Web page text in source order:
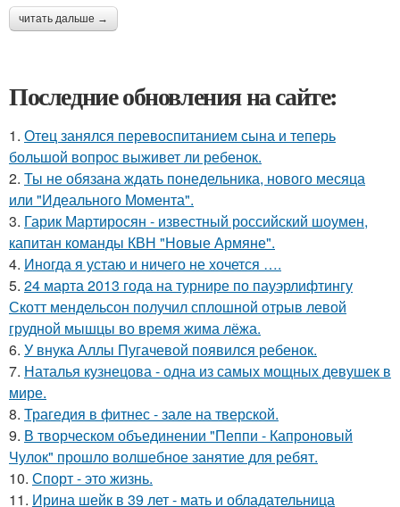
читать дальше →
Последние обновления на сайте:
1. Отец занялся перевоспитанием сына и теперь
большой вопрос выживет ли ребенок.
2. Ты не обязана ждать понедельника, нового месяца
или "Идеального Момента".
3. Гарик Мартиросян - известный российский шоумен,
капитан команды КВН "Новые Армяне".
4. Иногда я устаю и ничего не хочется ….
5. 24 марта 2013 года на турнире по пауэрлифтингу
Скотт мендельсон получил сплошной отрыв левой
грудной мышцы во время жима лёжа.
6. У внука Аллы Пугачевой появился ребенок.
7. Наталья кузнецова - одна из самых мощных девушек в
мире.
8. Трагедия в фитнес - зале на тверской.
9. В творческом объединении "Пеппи - Капроновый
Чулок" прошло волшебное занятие для ребят.
10. Спорт - это жизнь.
11. Ирина шейк в 39 лет - мать и обладательница